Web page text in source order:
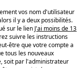
vos nom d'utilisateur
il y a deux possibilités.
sur le lien J'ai moins de 13
suivre les instructions
être que votre compte a
tous les nouveaux
soit par l'administrateur